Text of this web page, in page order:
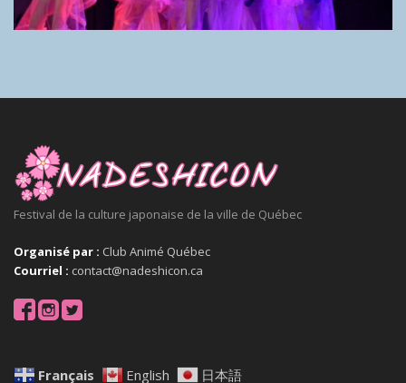
Festival de la culture japonaise de la ville de Québec
Organisé par : Club Animé Québec
Courriel : contact@nadeshicon.ca
Français English 日本語